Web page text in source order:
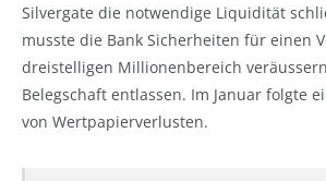
Silvergate die notwendige Liquidität
musste die Bank Sicherheiten für einen
dreistelligen Millionenbereich
Belegschaft entlassen. Im Januar folgte
von Wertpapierverlusten.